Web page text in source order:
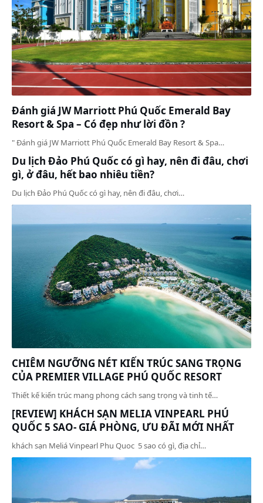
Đánh giá JW Marriott Phú Quốc Emerald Bay
Resort & Spa – Có đẹp như lời đồn ?
" Đánh giá JW Marriott Phú Quốc Emerald Bay Resort & Spa…
Du lịch Đảo Phú Quốc có gì hay, nên đi đâu, chơi
gì, ở đâu, hết bao nhiêu tiền?
Du lịch Đảo Phú Quốc có gì hay, nên đi đâu, chơi…
CHIÊM NGƯỠNG NÉT KIẾN TRÚC SANG TRỌNG
CỦA PREMIER VILLAGE PHÚ QUỐC RESORT
Thiết kế kiến trúc mang phong cách sang trọng và tinh tế…
[REVIEW] KHÁCH SẠN MELIA VINPEARL PHÚ
QUỐC 5 SAO- GIÁ PHÒNG, ƯU ĐÃI MỚI NHẤT
khách sạn Meliá Vinpearl Phu Quoc 5 sao có gì, địa chỉ…